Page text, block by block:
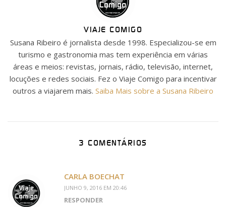
VIAJE COMIGO
Susana Ribeiro é jornalista desde 1998. Especializou-se em
turismo e gastronomia mas tem experiência em várias
áreas e meios: revistas, jornais, rádio, televisão, internet,
locuções e redes sociais. Fez o Viaje Comigo para incentivar
outros a viajarem mais. Saiba Mais sobre a Susana Ribeiro
3 COMENTÁRIOS
CARLA BOECHAT
JUNHO 9, 2016 EM 20:46
RESPONDER